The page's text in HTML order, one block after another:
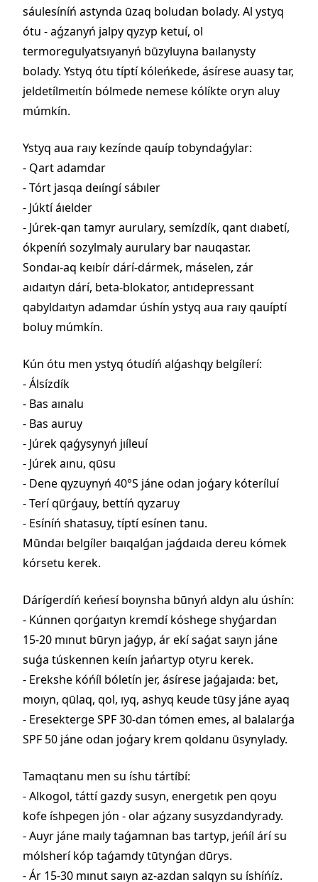
sáulesíníń astynda ūzaq boludan bolady. Al ystyq
ótu - aǵzanyń jalpy qyzyp ketuí, ol
termoregulyatsıyanyń būzyluyna baılanysty
bolady. Ystyq ótu típtí kóleńkede, ásírese auasy tar,
jeldetílmeıtín bólmede nemese kólíkte oryn aluy
múmkín.
Ystyq aua raıy kezínde qauíp tobyndaǵylar:
- Qart adamdar
- Tórt jasqa deıíngí sábıler
- Júktí áıelder
- Júrek-qan tamyr aurulary, semízdík, qant dıabetí,
ókpeníń sozylmaly aurulary bar nauqastar.
Sondaı-aq keıbír dárí-dármek, máselen, zár
aıdaıtyn dárí, beta-blokator, antıdepressant
qabyldaıtyn adamdar úshín ystyq aua raıy qauíptí
boluy múmkín.
Kún ótu men ystyq ótudíń alǵashqy belgílerí:
- Álsízdík
- Bas aınalu
- Bas auruy
- Júrek qaǵysynyń jıíleuí
- Júrek aınu, qūsu
- Dene qyzuynyń 40°S jáne odan joǵary kóteríluí
- Terí qūrǵauy, bettíń qyzaruy
- Esíníń shatasuy, típtí esínen tanu.
Mūndaı belgíler baıqalǵan jaǵdaıda dereu kómek
kórsetu kerek.
Dárígerdíń keńesí boıynsha būnyń aldyn alu úshín:
- Kúnnen qorǵaıtyn kremdí kóshege shyǵardan
15-20 mınut būryn jaǵyp, ár ekí saǵat saıyn jáne
suǵa túskennen keıín jańartyp otyru kerek.
- Erekshe kóńíl bóletín jer, ásírese jaǵajaıda: bet,
moıyn, qūlaq, qol, ıyq, ashyq keude tūsy jáne ayaq
- Eresekterge SPF 30-dan tómen emes, al balalarǵa
SPF 50 jáne odan joǵary krem qoldanu ūsynylady.
Tamaqtanu men su íshu tártíbí:
- Alkogol, táttí gazdy susyn, energetık pen qoyu
kofe íshpegen jón - olar aǵzany susyzdandyrady.
- Auyr jáne maıly taǵamnan bas tartyp, jeńíl árí su
mólsherí kóp taǵamdy tūtynǵan dūrys.
- Ár 15-30 mınut saıyn az-azdan salqyn su íshíńíz.